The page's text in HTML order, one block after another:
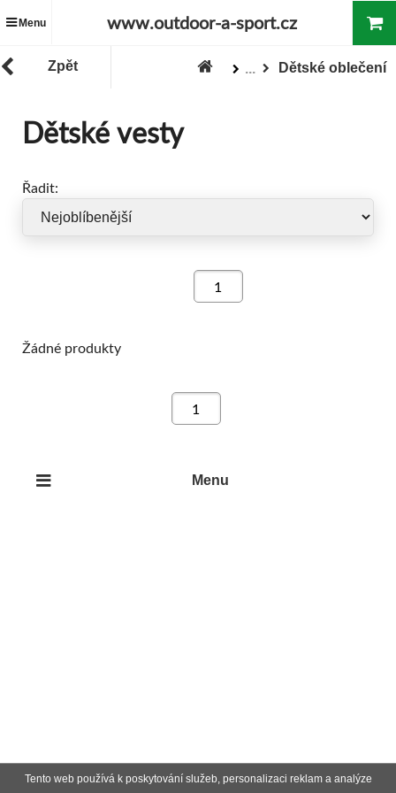
Tento web používá k poskytování služeb, personalizaci reklam a analýze
Menu www.outdoor-a-sport.cz
Zpět ... Dětské oblečení
Dětské vesty
Řadit:
Žádné produkty
Menu